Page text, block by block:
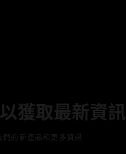
獲取最新資訊
們的新產品和更多資訊